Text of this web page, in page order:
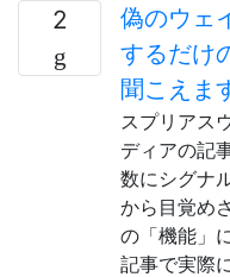
2
偽のウェ
するだけ
聞こえま
スプリアス
ディアの記
数にシグナ
から目覚め
の「機能」
記事で実際